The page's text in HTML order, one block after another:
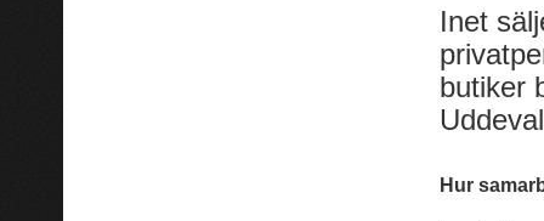
Inet
butiker
Hur